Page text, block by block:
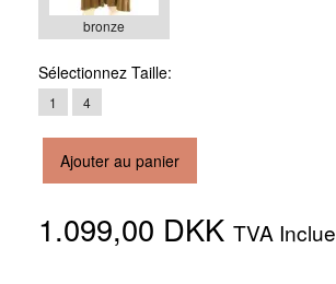
bronze
Sélectionnez Taille:
1 4
Ajouter au panier
1.099,00 DKK TVA Inclue